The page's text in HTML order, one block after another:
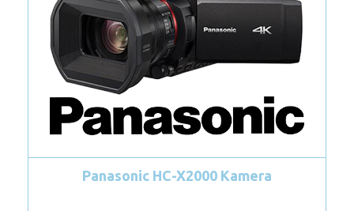
Canon EOS R6 Kamera